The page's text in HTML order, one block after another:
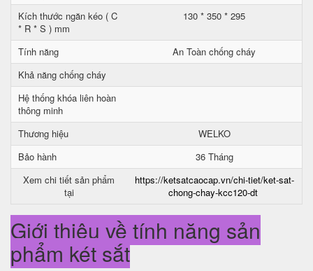
Kích thước ngăn kéo ( C
* R * S ) mm
130 * 350 * 295
Tính năng
An Toàn chống cháy
Khả năng chống cháy
Hệ thống khóa liên hoàn
thông minh
Thương hiệu
WELKO
Bảo hành
36 Tháng
Xem chi tiết sản phẩm
tại
https://ketsatcaocap.vn/chi-tiet/ket-sat-
chong-chay-kcc120-dt
Giới thiệu về tính năng sản
phẩm két sắt